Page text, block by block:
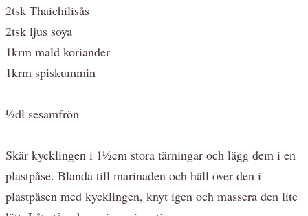
2tsk Thaichilisås
2tsk ljus soya
1krm mald koriander
1krm spiskummin
½dl sesamfrön
Skär kycklingen i 1½cm stora tärningar och lägg dem i en
plastpåse. Blanda till marinaden och häll över den i
plastpåsen med kycklingen, knyt igen och massera den lite